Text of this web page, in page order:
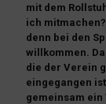
mit dem
ich
denn bei den
willkommen.
die der Verein
eingegangen
gemeinsam ein